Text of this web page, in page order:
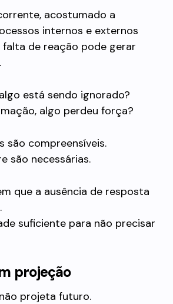
acostumado a
internos e externos
de reação pode gerar
está sendo ignorado?
algo perdeu força?
são compreensíveis.
são necessárias.
que a ausência de resposta
suficiente para não precisar
projeção
projeta futuro.